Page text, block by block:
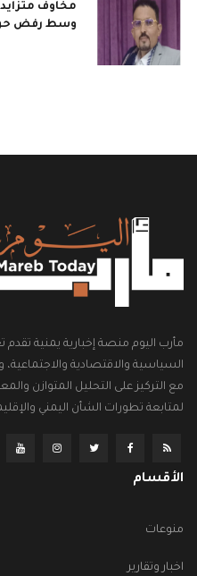
مخاوف
وسط رفض
مأرب اليوم منصة إخبارية يمنية
السياسية والاقتصادية
مع التركيز على التحليل المتوازن
لمتابعة تطورات الشأن اليمني
الأقسام
منوعات
اخبار وتقارير